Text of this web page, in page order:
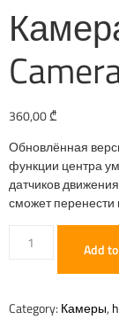
360,00₾
Обновлённая
функции центра
датчиков
сможет перенести
Add
Category: Камеры,